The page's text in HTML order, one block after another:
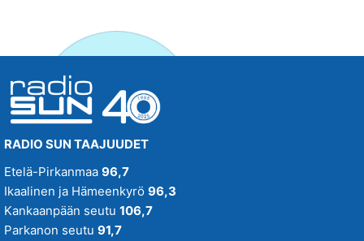
RADIO SUN TAAJUUDET
Etelä-Pirkanmaa 96,7
Ikaalinen ja Hämeenkyrö 96,3
Kankaanpään seutu 106,7
Parkanon seutu 91,7